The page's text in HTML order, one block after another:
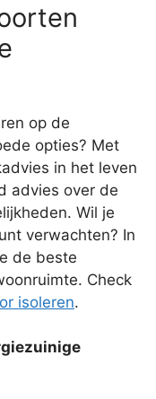
op de
opties? Met
in het leven
advies over de
Wil je
verwachten? In
de beste
Check
isoleren.